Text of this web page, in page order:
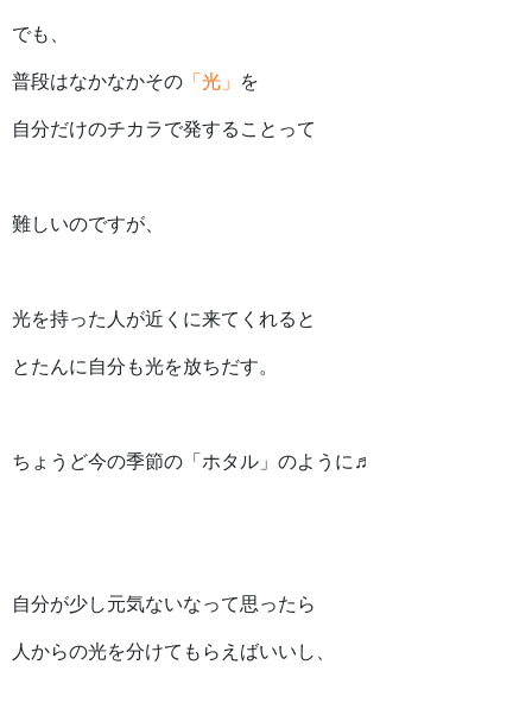
でも、
普段はなかなかその 「光」 を
自分だけのチカラで発することって
難しいのですが、
光を持った人が近くに来てくれると
とたんに自分も光を放ちだす。
ちょうど今の季節の「ホタル」のように♬
自分が少し元気ないなって思ったら
人からの光を分けてもらえばいいし、